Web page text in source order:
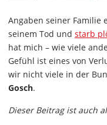
Angaben seiner Familie
seinem Tod und starb
hat mich – wie viele
Gefühl ist eines von
wir nicht viele in der
Gosch.
Dieser Beitrag ist auch